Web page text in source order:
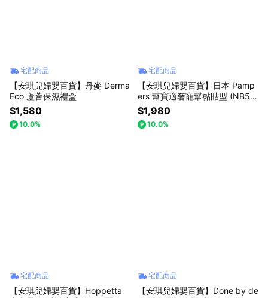
宅配商品
【安琪兒婦嬰百貨】丹麥 Derma
Eco 蘆薈保濕禮盒
$1,580
10.0%
宅配商品
【安琪兒婦嬰百貨】日本 Pamp
ers 幫寶適奢寵幫黏貼型 (NB54
片x3包 箱購)
$1,980
10.0%
宅配商品
【安琪兒婦嬰百貨】Hoppetta
宅配商品
【安琪兒婦嬰百貨】Done by de